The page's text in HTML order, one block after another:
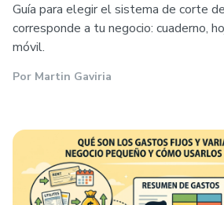
Guía para elegir el sistema de corte
corresponde a tu negocio: cuaderno,
móvil.
Por Martin Gaviria